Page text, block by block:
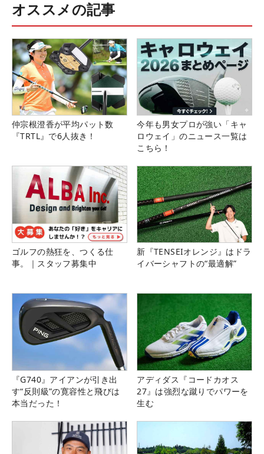
オススメの記事
仲宗根澄香が平均パット数
『TRTL』で6人抜き！
今年も男女プロが強い「キャ
ロウェイ」のニュース一覧は
こちら！
ゴルフの熱狂を、つくる仕
事。｜スタッフ募集中
新『TENSEIオレンジ』はドラ
イバーシャフトの“最適解”
『G740』アイアンが引き出
す“反則級”の寛容性と飛びは
本当だった！
アディダス『コードカオス
27』は強烈な蹴りでパワーを
生む